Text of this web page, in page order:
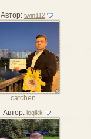
Автор: twin112
catchen
Автор: iogikk